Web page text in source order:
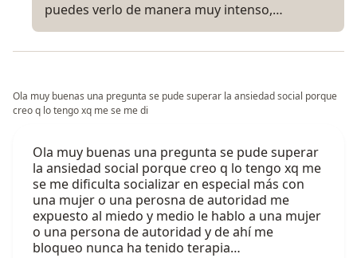
puedes verlo de manera muy intenso,…
Ola muy buenas una pregunta se pude superar la ansiedad social porque
creo q lo tengo xq me se me di
Ola muy buenas una pregunta se pude superar
la ansiedad social porque creo q lo tengo xq me
se me dificulta socializar en especial más con
una mujer o una perosna de autoridad me
expuesto al miedo y medio le hablo a una mujer
o una persona de autoridad y de ahí me
bloqueo nunca ha tenido terapia…